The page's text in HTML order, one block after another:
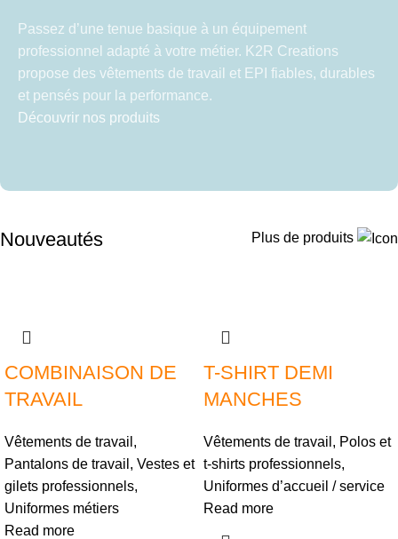
Passez d’une tenue basique à un équipement
professionnel adapté à votre métier. K2R Creations
propose des vêtements de travail et EPI fiables, durables
et pensés pour la performance.
Découvrir nos produits
Nouveautés Plus de produits
COMBINAISON DE
TRAVAIL
Vêtements de travail ,
Pantalons de travail , Vestes et
gilets professionnels,
Uniformes métiers
Read more
T-SHIRT DEMI
MANCHES
Vêtements de travail , Polos et
t-shirts professionnels,
Uniformes d’accueil / service
Read more